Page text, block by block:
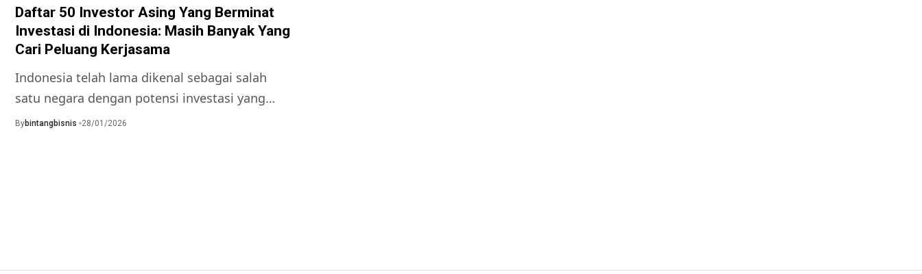
Daftar 50 Investor Asing Yang Berminat
Investasi di Indonesia: Masih Banyak Yang
Cari Peluang Kerjasama
Indonesia telah lama dikenal sebagai salah
satu negara dengan potensi investasi yang…
Bybintangbisnis 28/01/2026